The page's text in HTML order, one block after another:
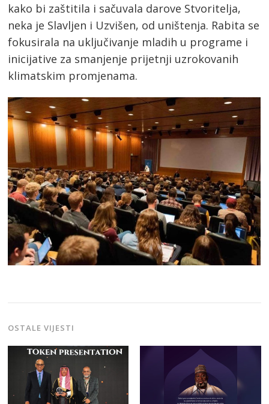
kako bi zaštitila i sačuvala darove Stvoritelja,
neka je Slavljen i Uzvišen, od uništenja. Rabita se
fokusirala na uključivanje mladih u programe i
inicijative za smanjenje prijetnji uzrokovanih
klimatskim promjenama.
OSTALE VIJESTI